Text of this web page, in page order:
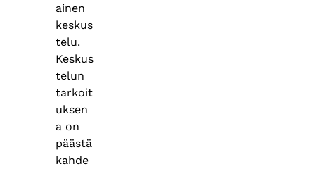
ainen
keskus
telu.
Keskus
telun
tarkoit
uksen
a on
päästä
kahde